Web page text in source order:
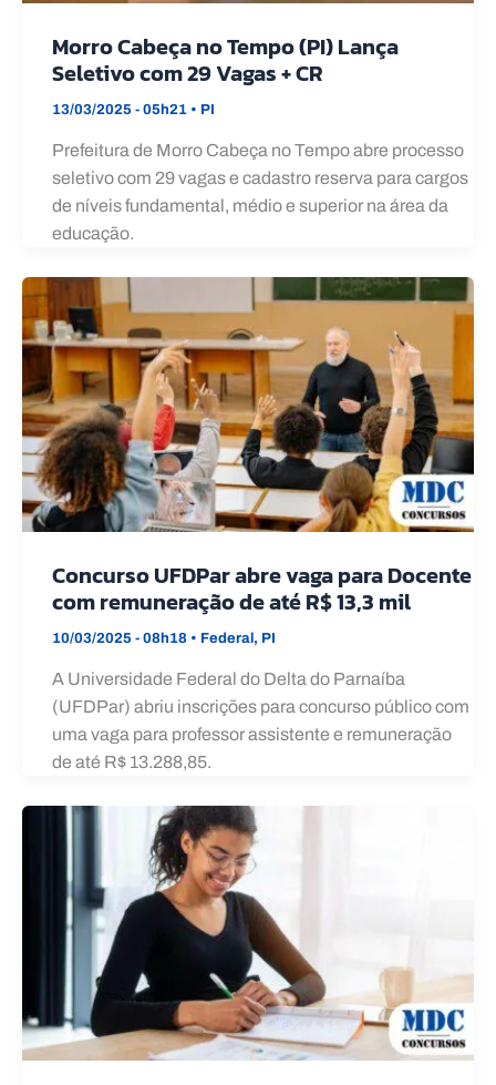
Morro Cabeça no Tempo (PI) Lança
Seletivo com 29 Vagas + CR
13/03/2025 - 05h21 • PI
Prefeitura de Morro Cabeça no Tempo abre processo
seletivo com 29 vagas e cadastro reserva para cargos
de níveis fundamental, médio e superior na área da
educação.
Concurso UFDPar abre vaga para Docente
com remuneração de até R$ 13,3 mil
10/03/2025 - 08h18 • Federal, PI
A Universidade Federal do Delta do Parnaíba
(UFDPar) abriu inscrições para concurso público com
uma vaga para professor assistente e remuneração
de até R$ 13.288,85.